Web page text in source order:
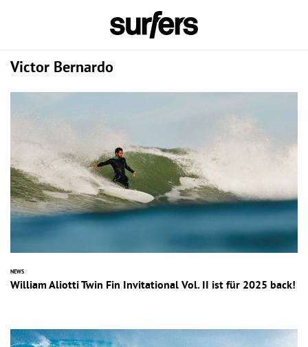
Victor Bernardo
NEWS
William Aliotti Twin Fin Invitational Vol. II ist für 2025 back!